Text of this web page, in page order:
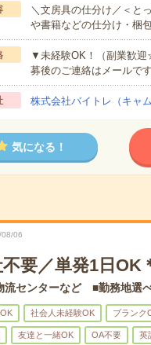
＼文房具の仕分け／＜と
や書籍などの仕分け・梱
▼未経験OK！（副業歓
募後のご連絡はメールで
株式会社バイトレ（キャ
気になる！
06
不要／単発1日OK
流センターなど ■勤務地選
社会人未経験OK ブランク
友達と一緒OK OA不要 英